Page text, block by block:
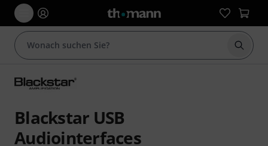
Suche
Blackstar USB
Audiointerfaces